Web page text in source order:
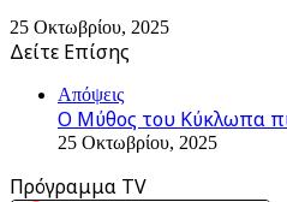
25 Οκτωβρίου, 2025
Δείτε Επίσης
Απόψεις
Ο Μύθος του Κύκλωπα
25 Οκτωβρίου, 2025
Πρόγραμμα TV